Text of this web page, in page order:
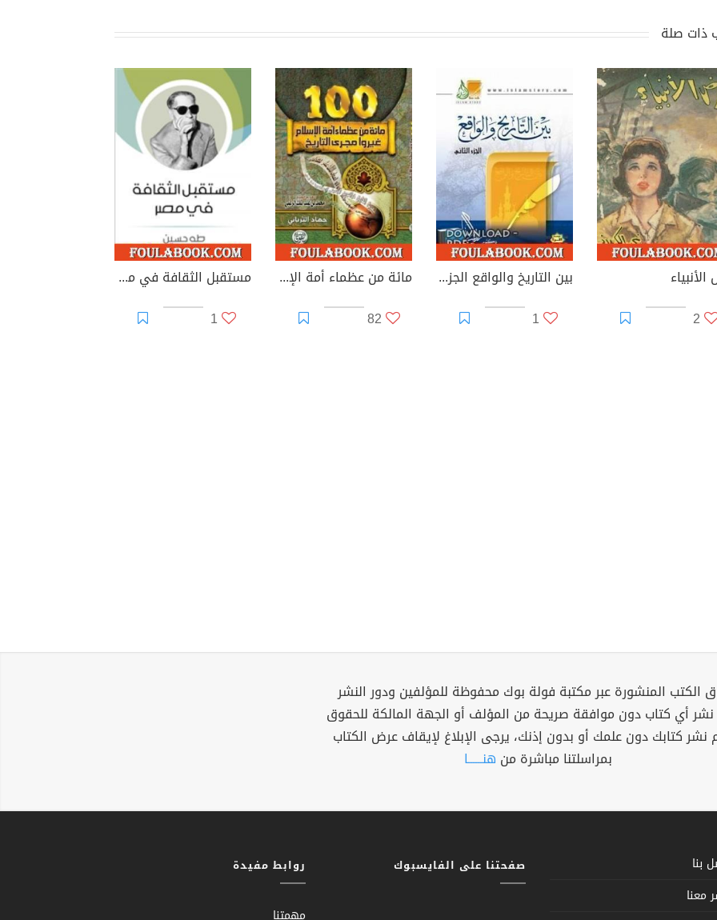
ذات صلة
2
بين التاريخ والواقع الجزء الثالث
1
مائة من عظماء أمة الإسلام غيروا مجرى التاريخ
82
مستقبل الثقافة في مصر
1
الكتب المنشورة عبر مكتبة فولة بوك محفوظة للمؤلفين ودور النشر
نشر أي كتاب دون موافقة صريحة من المؤلف أو الجهة المالكة للحقوق
نشر كتابك دون علمك أو بدون إذنك، يرجى الإبلاغ لإيقاف عرض الكتاب
بمراسلتنا مباشرة من هنــــــا
بنا
معنا
صفحتنا على الفايسبوك روابط مفيدة
مهمتنا